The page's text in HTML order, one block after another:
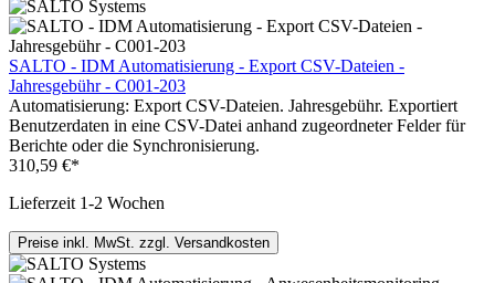
SALTO - IDM Automatisierung - Export CSV-Dateien -
Jahresgebühr - C001-203
Automatisierung: Export CSV-Dateien. Jahresgebühr. Exportiert
Benutzerdaten in eine CSV-Datei anhand zugeordneter Felder für
Berichte oder die Synchronisierung.
310,59 €*
Lieferzeit 1-2 Wochen
Preise inkl. MwSt. zzgl. Versandkosten